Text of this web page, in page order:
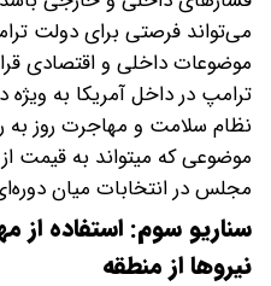
می‌تواند فرصتی برای دولت
موضوعات داخلی و اقتصادی
ترامپ در داخل آمریکا به
نظام سلامت و مهاجرت روز
موضوعی که میتواند به قیمت
مجلس در انتخابات میان
نیرو‌ها از منطقه